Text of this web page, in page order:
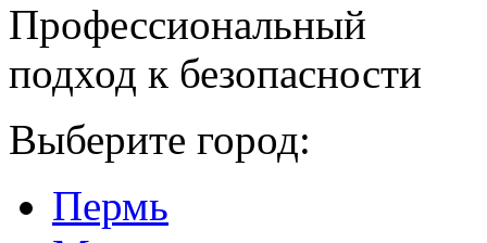
Профессиональный
подход к безопасности
Выберите город:
Пермь